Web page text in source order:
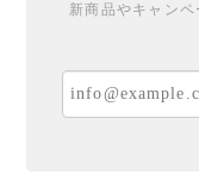
新商品やキャン